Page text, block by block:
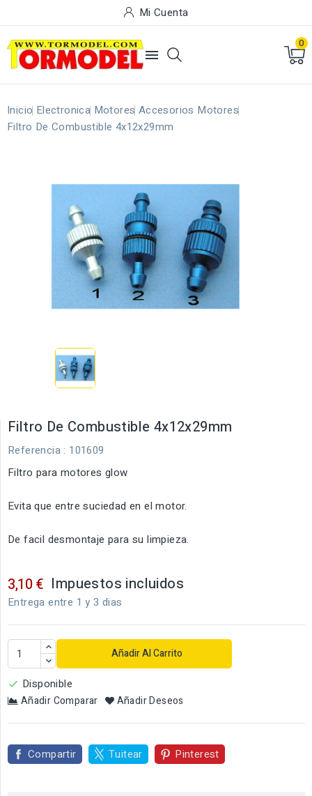
Mi Cuenta

0
Inicio Electronica Motores Accesorios Motores
Filtro De Combustible 4x12x29mm
Filtro De Combustible 4x12x29mm
Referencia : 101609
Filtro para motores glow
Evita que entre suciedad en el motor.
De facil desmontaje para su limpieza.
3,10 € Impuestos incluidos
Entrega entre 1 y 3 dias
Añadir Al Carrito
 Disponible
Añadir Comparar Añadir Deseos
Compartir Tuitear Pinterest